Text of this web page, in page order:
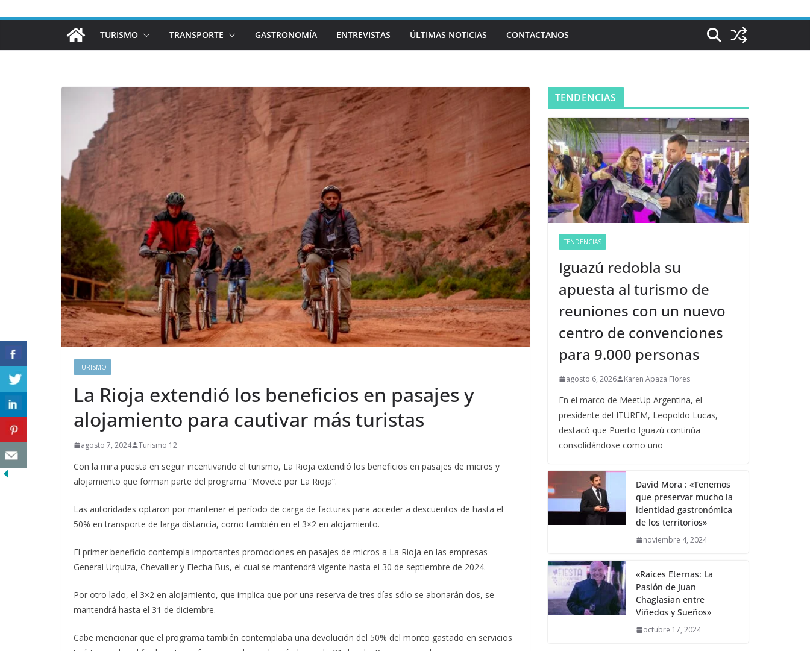
TURISMO TRANSPORTE GASTRONOMÍA ENTREVISTAS ÚLTIMAS NOTICIAS CONTACTANOS
TURISMO
La Rioja extendió los beneficios en pasajes y
alojamiento para cautivar más turistas
agosto 7, 2024 Turismo 12
Con la mira puesta en seguir incentivando el turismo, La Rioja extendió los beneficios en pasajes de micros y
alojamiento que forman parte del programa “Movete por La Rioja”.
Las autoridades optaron por mantener el período de carga de facturas para acceder a descuentos de hasta el
50% en transporte de larga distancia, como también en el 3×2 en alojamiento.
El primer beneficio contempla importantes promociones en pasajes de micros a La Rioja en las empresas
General Urquiza, Chevallier y Flecha Bus, el cual se mantendrá vigente hasta el 30 de septiembre de 2024.
Por otro lado, el 3×2 en alojamiento, que implica que por una reserva de tres días sólo se abonarán dos, se
mantendrá hasta el 31 de diciembre.
Cabe mencionar que el programa también contemplaba una devolución del 50% del monto gastado en servicios
TENDENCIAS
TENDENCIAS
Iguazú redobla su
apuesta al turismo de
reuniones con un nuevo
centro de convenciones
para 9.000 personas
agosto 6, 2026 Karen Apaza Flores
En el marco de MeetUp Argentina, el
presidente del ITUREM, Leopoldo Lucas,
destacó que Puerto Iguazú continúa
consolidándose como uno
David Mora : «Tenemos
que preservar mucho la
identidad gastronómica
de los territorios»
noviembre 4, 2024
«Raíces Eternas: La
Pasión de Juan
Chaglasian entre
Viñedos y Sueños»
octubre 17, 2024